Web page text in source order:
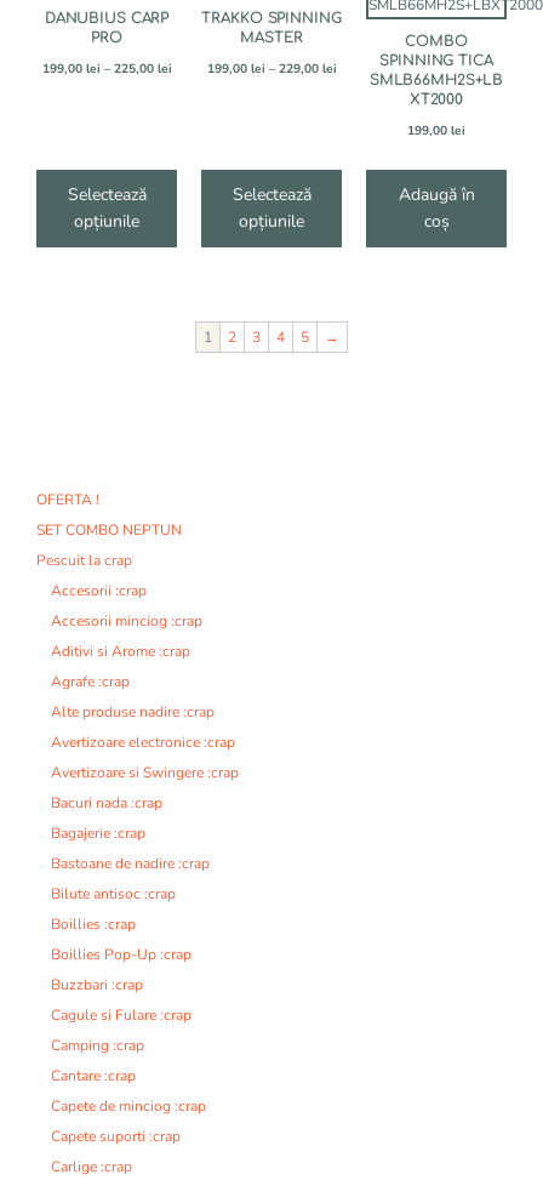
DANUBIUS CARP
PRO
199,00 lei – 225,00 leiInterval
Selectează
opțiunile
mai
variații.
produsului.
TRAKKO SPINNING
MASTER
199,00 lei – 229,00 leiInterval
Selectează
opțiunile
mai
variații.
produsului.
COMBO
SPINNING TICA
SMLB66MH2S+LB
XT2000
199,00 lei
Adaugă în
coș
1 2 3 4 5 →
OFERTA !
SET COMBO NEPTUN
Pescuit la crap
Accesorii :crap
Accesorii minciog :crap
Aditivi si Arome :crap
Agrafe :crap
Alte produse nadire :crap
Avertizoare electronice :crap
Avertizoare si Swingere :crap
Bacuri nada :crap
Bagajerie :crap
Bastoane de nadire :crap
Bilute antisoc :crap
Boillies :crap
Boillies Pop-Up :crap
Buzzbari :crap
Cagule si Fulare :crap
Camping :crap
Cantare :crap
Capete de minciog :crap
Capete suporti :crap
Carlige :crap